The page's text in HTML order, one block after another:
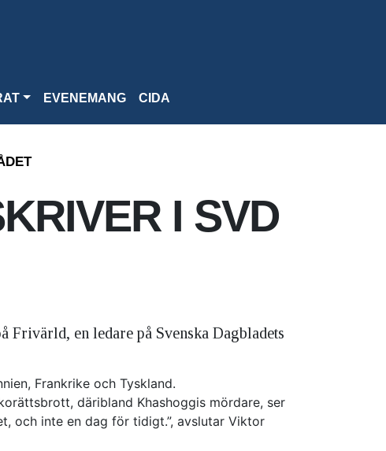
EVENEMANG CIDA
I SVD
Frivärld, en ledare på Svenska Dagbladets
Frankrike och Tyskland.
däribland Khashoggis mördare, ser
och inte en dag för tidigt.”, avslutar Viktor